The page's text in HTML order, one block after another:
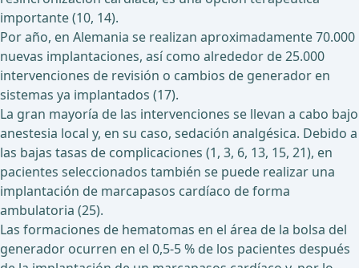
importante (10, 14).
Por año, en Alemania se realizan aproximadamente 70.000
nuevas implantaciones, así como alrededor de 25.000
intervenciones de revisión o cambios de generador en
sistemas ya implantados (17).
La gran mayoría de las intervenciones se llevan a cabo bajo
anestesia local y, en su caso, sedación analgésica. Debido a
las bajas tasas de complicaciones (1, 3, 6, 13, 15, 21), en
pacientes seleccionados también se puede realizar una
implantación de marcapasos cardíaco de forma
ambulatoria (25).
Las formaciones de hematomas en el área de la bolsa del
generador ocurren en el 0,5-5 % de los pacientes después